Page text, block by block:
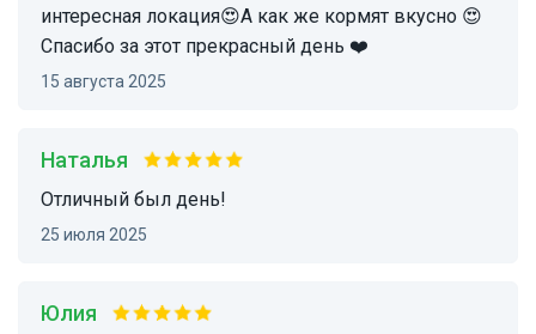
интересная локация😍А как же кормят вкусно 😍
Спасибо за этот прекрасный день ❤️
15 августа 2025
Наталья
Отличный был день!
25 июля 2025
Юлия